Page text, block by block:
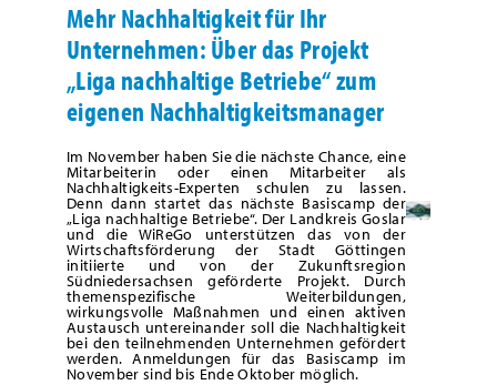
Mehr Nachhaltigkeit für Ihr
Unternehmen: Über das Projekt
„Liga nachhaltige Betriebe“ zum
eigenen Nachhaltigkeitsmanager
Im November haben Sie die nächste Chance, eine
Mitarbeiterin oder einen Mitarbeiter als
Nachhaltigkeits-Experten schulen zu lassen.
Denn dann startet das nächste Basiscamp der
„Liga nachhaltige Betriebe“. Der Landkreis Goslar
und die WiReGo unterstützen das von der
Wirtschaftsförderung der Stadt Göttingen
initiierte und von der Zukunftsregion
Südniedersachsen geförderte Projekt. Durch
themenspezifische Weiterbildungen,
wirkungsvolle Maßnahmen und einen aktiven
Austausch untereinander soll die Nachhaltigkeit
bei den teilnehmenden Unternehmen gefördert
werden. Anmeldungen für das Basiscamp im
November sind bis Ende Oktober möglich.